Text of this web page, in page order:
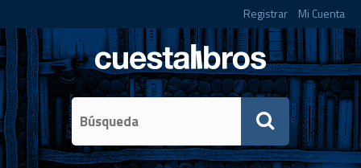
Registrar Mi Cuenta